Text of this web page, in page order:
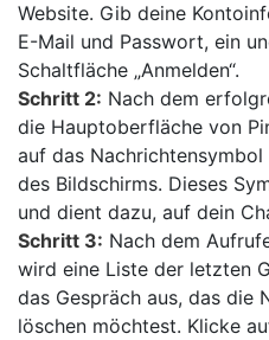
Website. Gib deine
E-Mail und Passwort, ein
Schaltfläche „Anmelden“.
Schritt 2: Nach dem
die Hauptoberfläche von
auf das
des Bildschirms. Dieses
und dient dazu, auf dein
Schritt 3: Nach dem
wird eine Liste der letzten
das Gespräch aus, das die
löschen möchtest. Klicke